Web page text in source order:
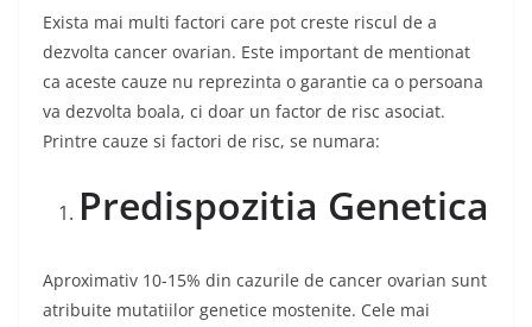
Exista mai multi factori care pot creste riscul de a
dezvolta cancer ovarian. Este important de mentionat
ca aceste cauze nu reprezinta o garantie ca o persoana
va dezvolta boala, ci doar un factor de risc asociat.
Printre cauze si factori de risc, se numara:
Predispozitia Genetica
Aproximativ 10-15% din cazurile de cancer ovarian sunt
atribuite mutatiilor genetice mostenite. Cele mai